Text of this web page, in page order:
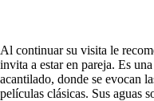
Al continuar su visita le
invita a estar en pareja. Es
acantilado, donde se evocan
películas clásicas. Sus aguas